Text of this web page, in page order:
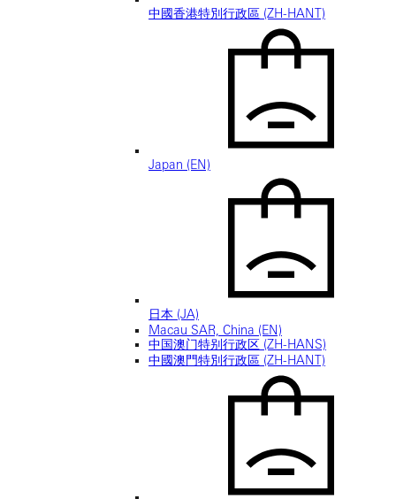
中國香港特別行政區 (ZH-HANT)
Japan (EN)
日本 (JA)
Macau SAR, China (EN)
中国澳门特别行政区 (ZH-HANS)
中國澳門特別行政區 (ZH-HANT)